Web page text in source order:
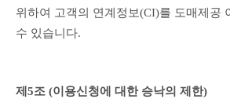
위하여 고객의 연계정보(CI)를 도매제공
수 있습니다.
제5조 (이용신청에 대한 승낙의 제한)